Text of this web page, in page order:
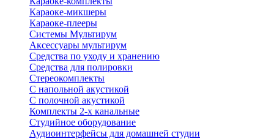
Караоке-микшеры
Караоке-плееры
Системы Мультирум
Аксессуары мультирум
Средства по уходу и хранению
Средства для полировки
Стереокомплекты
C напольной акустикой
C полочной акустикой
Комплекты 2-х канальные
Студийное оборудование
Аудиоинтерфейсы для домашней студии